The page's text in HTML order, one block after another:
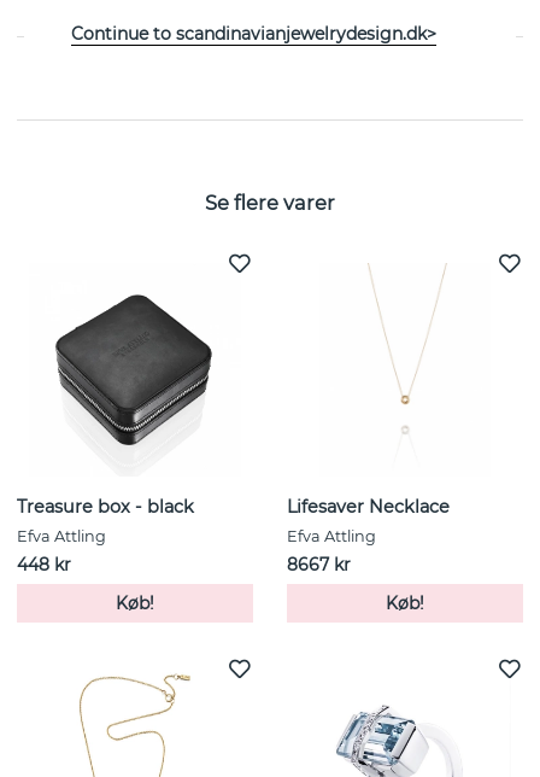
Se flere varer
Treasure box - black
Efva Attling
448 kr
Køb!
Lifesaver Necklace
Efva Attling
8667 kr
Køb!
Continue to scandinavianjewelrydesign.dk>